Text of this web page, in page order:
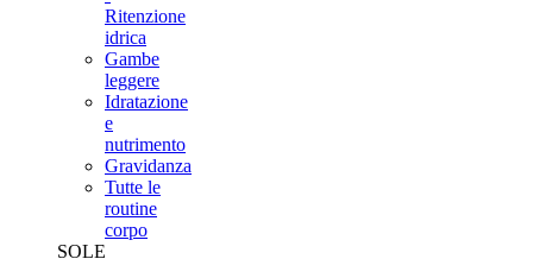
Ritenzione
idrica
Gambe
leggere
Idratazione
e
nutrimento
Gravidanza
Tutte le
routine
corpo
SOLE